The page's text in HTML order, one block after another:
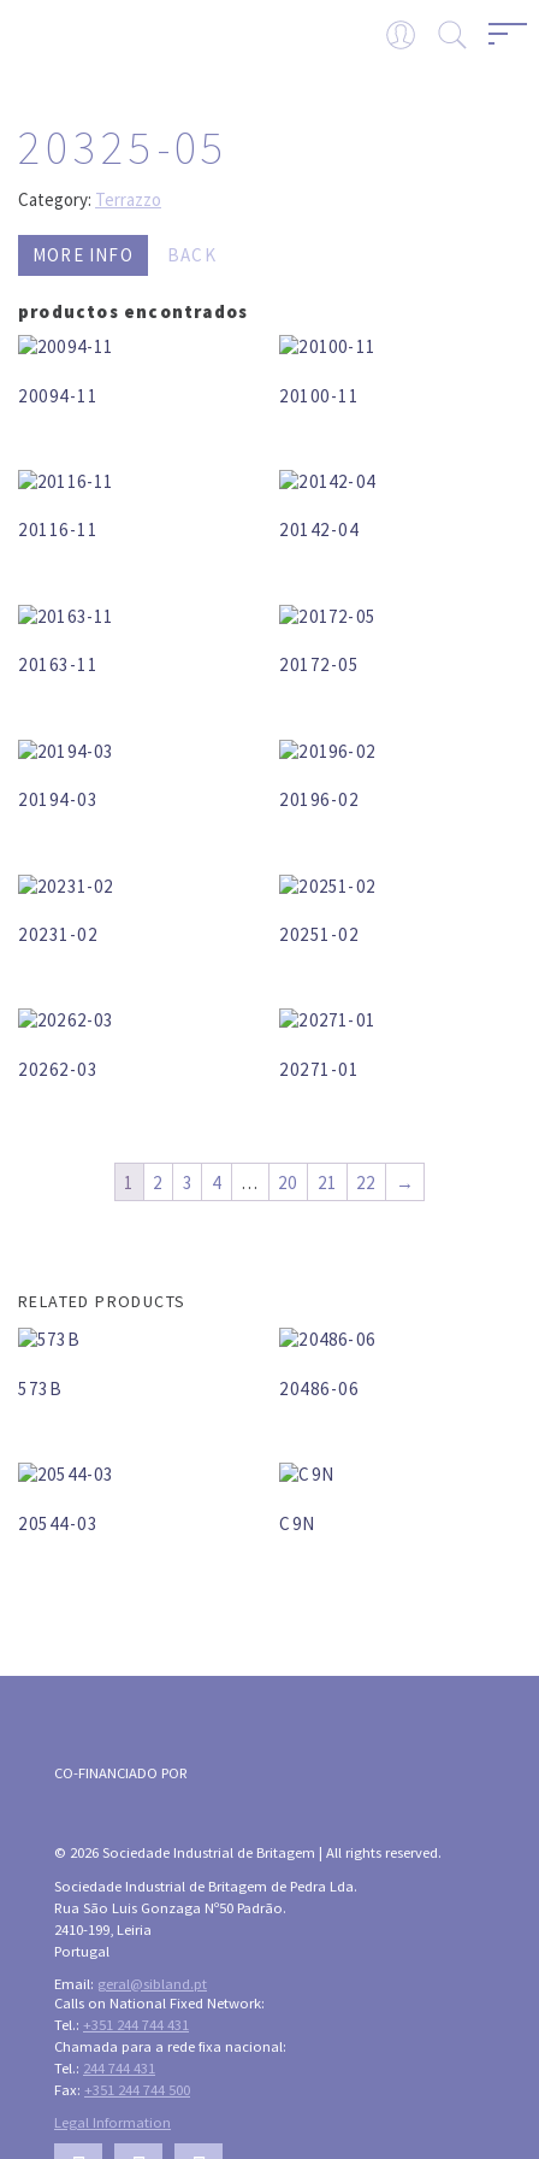
20325-05
Category: Terrazzo
MORE INFO BACK
productos encontrados
20094-11 20100-11
20116-11 20142-04
20163-11 20172-05
20194-03 20196-02
20231-02 20251-02
20262-03 20271-01
1 2 3 4 … 20 21 22 →
RELATED PRODUCTS
573B 20486-06
20544-03 C9N
CO-FINANCIADO POR
© 2026 Sociedade Industrial de Britagem | All rights reserved.
Sociedade Industrial de Britagem de Pedra Lda.
Rua São Luis Gonzaga Nº50 Padrão.
2410-199, Leiria
Portugal
Email: geral@sibland.pt
Calls on National Fixed Network:
Tel.: +351 244 744 431
Chamada para a rede fixa nacional:
Tel.: 244 744 431
Fax: +351 244 744 500
Legal Information